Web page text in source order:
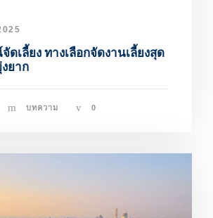
ดเลี้ยง ทางเลือกจัดงานเลี้ยงสุด
ยาก
บทความ 0